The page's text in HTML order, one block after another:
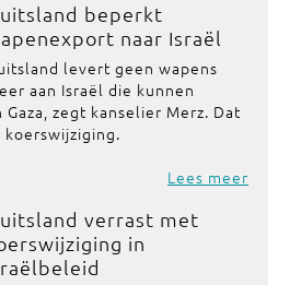
beperkt
naar Israël
levert geen wapens
aan Israël die kunnen
zegt kanselier Merz. Dat
Lees meer
verrast met
in